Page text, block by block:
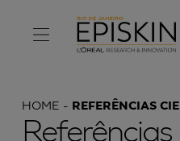
HOME REFERÊNCIAS